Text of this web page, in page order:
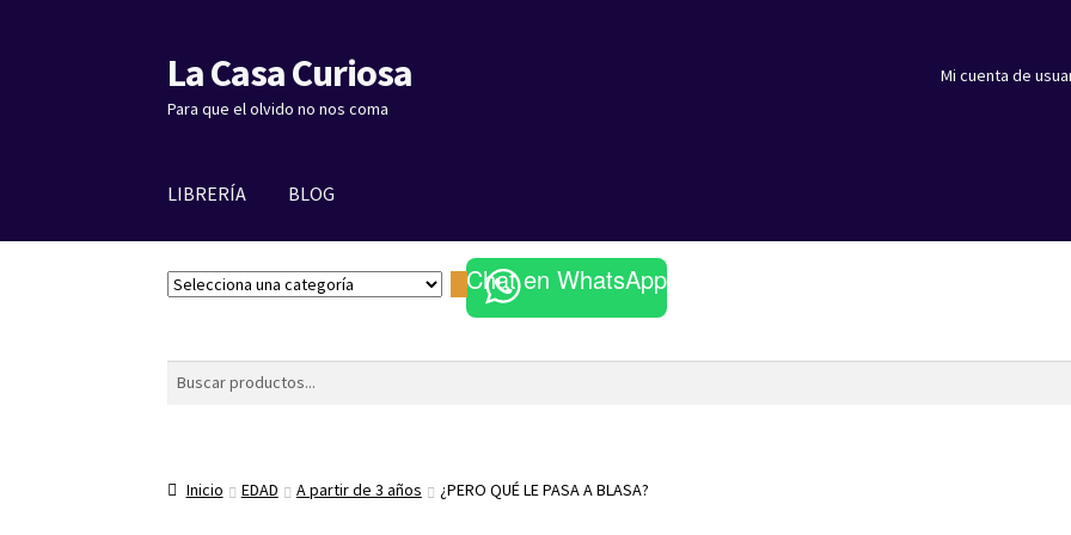
Ir
a
la
Ir
al
contenido
La Casa Curiosa
Para que el olvido no nos coma
Mi cuenta de
LIBRERÍA BLOG
S
e
n
Chat en WhatsApp
Buscar
Inicio EDAD A partir de 3 años ¿PERO QUÉ LE PASA A BLASA?